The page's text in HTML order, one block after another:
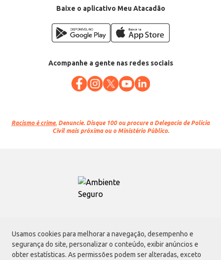
Usamos cookies para melhorar a navegação, desempenho e
segurança do site, personalizar o conteúdo, exibir anúncios e
obter estatísticas. As permissões podem ser alteradas, exceto
Baixe o aplicativo Meu Atacadão
Acompanhe a gente nas redes sociais
Racismo é crime. Denuncie. Disque 100 ou procure a Delegacia de Polícia
Civil mais próxima ou o Ministério Público.
Atacadão S.A.
Avenida Morvan Dias de Figueiredo, 6169, Vila Maria, São Paulo - SP | CEP
02170-901 | CNPJ: 75.315.333/0001-09